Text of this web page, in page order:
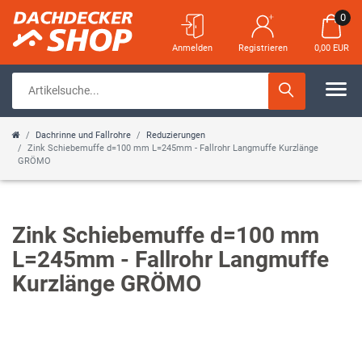
Anmelden Registrieren
0
0,00 EUR
Dachrinne und Fallrohre
Reduzierungen
Zink Schiebemuffe d=100 mm L=245mm - Fallrohr Langmuffe Kurzlänge
GRÖMO
Zink Schiebemuffe d=100 mm
L=245mm - Fallrohr Langmuffe
Kurzlänge GRÖMO